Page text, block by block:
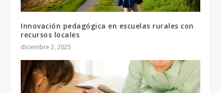
Innovación pedagógica en escuelas rurales con
recursos locales
diciembre 2, 2025